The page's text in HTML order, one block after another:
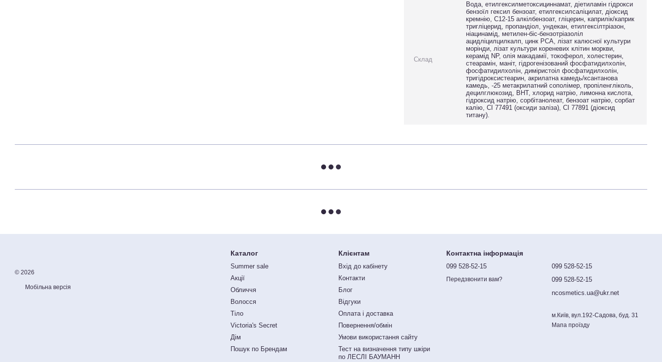
Склад
Вода, етилгексилметоксициннамат, діетиламін гідрокси
бензоїл гексил бензоат, етилгексилсаліцилат, діоксид
кремнію, C12-15 алкілбензоат, гліцерин, каприлік/каприк
тригліцерид, пропандіол, ундекан, етилгексілтріазон,
ніацинамід, метилен-біс-бензотріазоліл
ацидліцилцилкалп, цинк PCA, лізат калюсної культури
морінди, лізат культури кореневих клітин моркви,
керамід NP, олія макадамії, токоферол, холестерин,
стеарамін, маніт, гідрогенізований фосфатидилхолін,
фосфатидилхолін, диміристоіл фосфатидилхолін,
тригідроксистеарин, акрилатна камедь/ксантанова
камедь, -25 метакрилатний сополімер, пропіленгліколь,
децилглюкозид, BHT, хлорид натрію, лимонна кислота,
гідроксид натрію, сорбітанолеат, бензоат натрію, сорбат
калію, CI 77491 (оксиди заліза), CI 77891 (діоксид
титану).
© 2026
Мобільна версія
Каталог
Summer sale
Акції
Обличчя
Волосся
Тіло
Victoria's Secret
Дім
Пошук по Брендам
Клієнтам
Вхід до кабінету
Контакти
Блог
Відгуки
Оплата і доставка
Повернення/обмін
Умови використання сайту
Тест на визначення типу шкіри
по ЛЕСЛІ БАУМАНН
Контактна інформація
099 528-52-15
Передзвонити вам?
099 528-52-15
099 528-52-15
ncosmetics.ua@ukr.net
м.Київ, вул.192-Садова, буд. 31
Мапа проїзду